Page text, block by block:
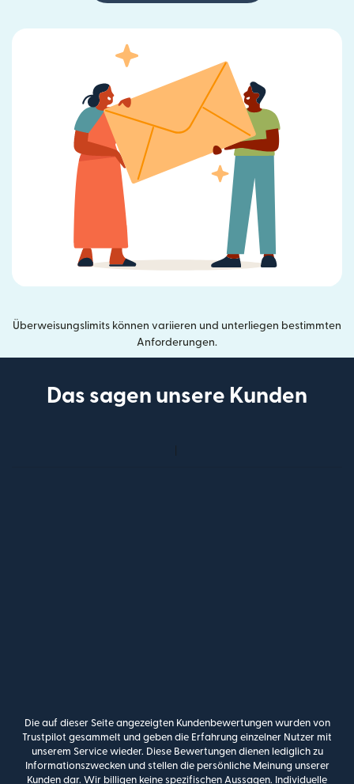
Überweisungslimits können variieren und unterliegen bestimmten
Anforderungen.
Das sagen unsere Kunden
Die auf dieser Seite angezeigten Kundenbewertungen wurden von
Trustpilot gesammelt und geben die Erfahrung einzelner Nutzer mit
unserem Service wieder. Diese Bewertungen dienen lediglich zu
Informationszwecken und stellen die persönliche Meinung unserer
Kunden dar. Wir billigen keine spezifischen Aussagen. Individuelle